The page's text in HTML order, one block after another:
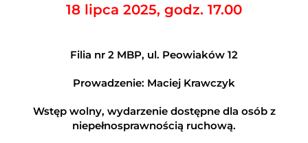
18 lipca 2025, godz. 17.00
Filia nr 2 MBP, ul. Peowiaków 12
Prowadzenie: Maciej Krawczyk
Wstęp wolny, wydarzenie dostępne dla osób z
niepełnosprawnością ruchową.